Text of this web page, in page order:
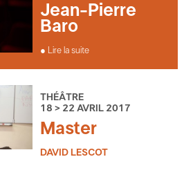
Jean-Pierre
Baro
Lire la suite
THÉÂTRE
18 > 22 AVRIL 2017
Master
DAVID LESCOT